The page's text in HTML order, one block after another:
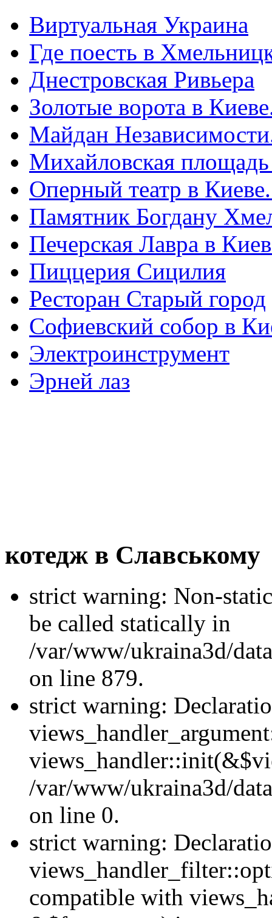
Виртуальная Украина
Где поесть в
Днестровская Ривьера
Золотые ворота в
Майдан
Михайловская
Оперный театр в
Памятник Богдану
Печерская Лавра в
Пиццерия Сицилия
Ресторан Старый город
Софиевский собор в
Электроинструмент
Эрней лаз
котедж в Славському
strict warning: Non-
be called statically in
/var/www/ukraina3d/
on line 879.
strict warning:
/var/www/ukraina3d/
on line 0.
strict warning:
compatible with